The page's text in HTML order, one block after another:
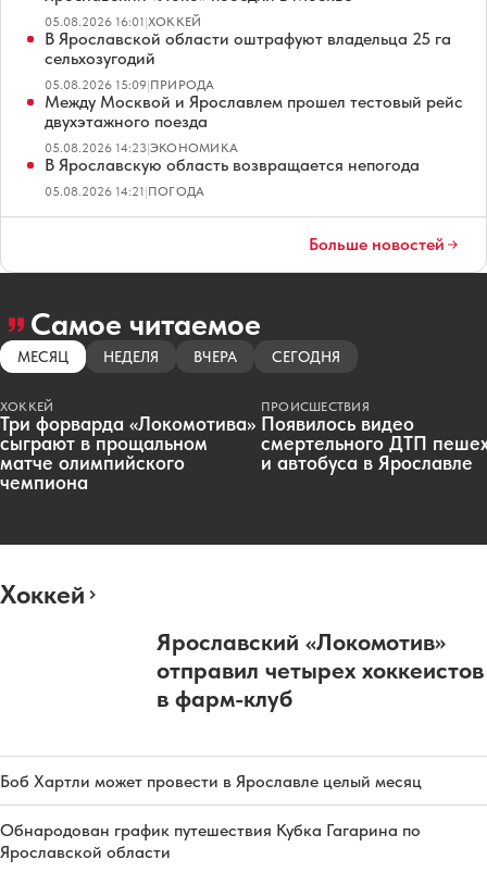
05.08.2026 16:01|ХОККЕЙ
В Ярославской области оштрафуют владельца 25 га
сельхозугодий
05.08.2026 15:09|ПРИРОДА
Между Москвой и Ярославлем прошел тестовый рейс
двухэтажного поезда
05.08.2026 14:23|ЭКОНОМИКА
В Ярославскую область возвращается непогода
05.08.2026 14:21|ПОГОДА
Больше новостей
Самое читаемое
МЕСЯЦ НЕДЕЛЯ ВЧЕРА СЕГОДНЯ
ХОККЕЙ
Три форварда «Локомотива»
сыграют в прощальном
матче олимпийского
чемпиона
ПРОИСШЕСТВИЯ
Появилось видео
смертельного ДТП
и автобуса в Ярославле
Хоккей
Ярославский «Локомотив»
отправил четырех хоккеистов
в фарм-клуб
Боб Хартли может провести в Ярославле целый месяц
Обнародован график путешествия Кубка Гагарина по
Ярославской области